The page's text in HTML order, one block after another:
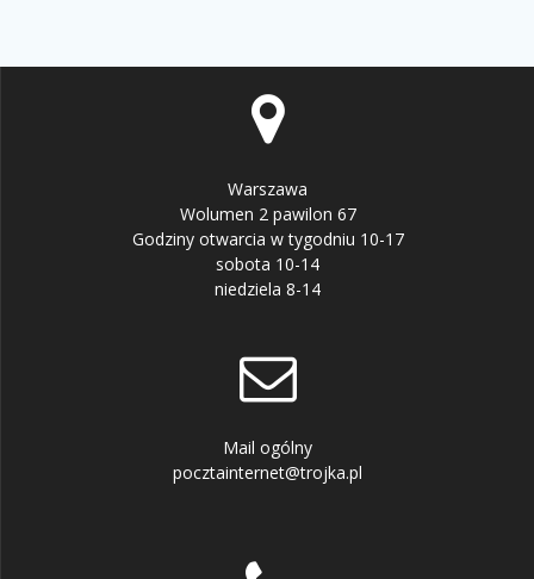
Warszawa
Wolumen 2 pawilon 67
Godziny otwarcia w tygodniu 10-17
sobota 10-14
niedziela 8-14
Mail ogólny
pocztainternet@trojka.pl